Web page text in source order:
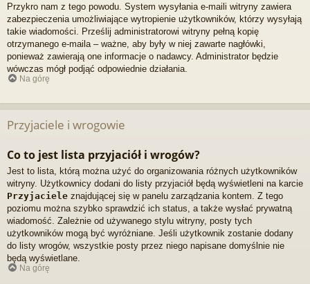
Przykro nam z tego powodu. System wysyłania e-maili witryny zawiera
zabezpieczenia umożliwiające wytropienie użytkowników, którzy wysyłają
takie wiadomości. Prześlij administratorowi witryny pełną kopię
otrzymanego e-maila – ważne, aby były w niej zawarte nagłówki,
ponieważ zawierają one informacje o nadawcy. Administrator będzie
wówczas mógł podjąć odpowiednie działania.
Na górę
Przyjaciele i wrogowie
Co to jest lista przyjaciół i wrogów?
Jest to lista, którą można użyć do organizowania różnych użytkowników
witryny. Użytkownicy dodani do listy przyjaciół będą wyświetleni na karcie
Przyjaciele znajdującej się w panelu zarządzania kontem. Z tego
poziomu można szybko sprawdzić ich status, a także wysłać prywatną
wiadomość. Zależnie od używanego stylu witryny, posty tych
użytkowników mogą być wyróżniane. Jeśli użytkownik zostanie dodany
do listy wrogów, wszystkie posty przez niego napisane domyślnie nie
będą wyświetlane.
Na górę